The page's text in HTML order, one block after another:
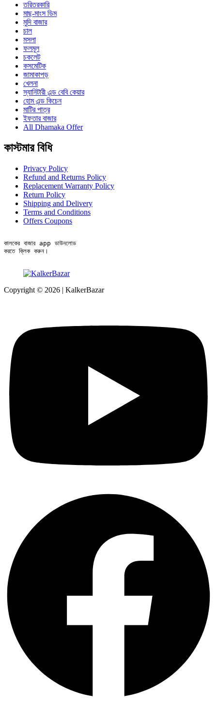
তরিতরকারি
মাছ-মাংস ডিম
মুদি বাজার
চাল
মসলা
ফলমূল
চকলেট
কসমেটিক
জামাকাপড়
খেলনা
স্যানিটারী এন্ড বেবি কেয়ার
হোম এন্ড কিচেন
মাটির পাত্র
ইফতার বাজার
All Dhamaka Offer
কাস্টমার বিধি
Privacy Policy
Refund and Returns Policy
Replacement Warranty Policy
Return Policy
Shipping and Delivery
Terms and Conditions
Offers Coupons
কালকের বাজার app ডাউনলোড
করতে ক্লিক করুন।
Copyright © 2026 | KalkerBazar